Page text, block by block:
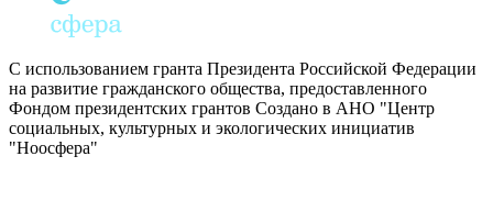
С использованием гранта Президента Российской Федерации
на развитие гражданского общества, предоставленного
Фондом президентских грантов Создано в АНО "Центр
социальных, культурных и экологических инициатив
"Ноосфера"